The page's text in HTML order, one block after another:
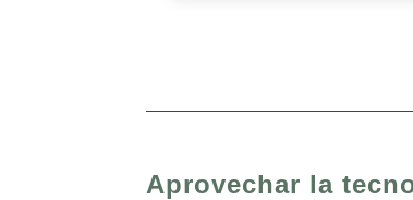
Aprovechar la